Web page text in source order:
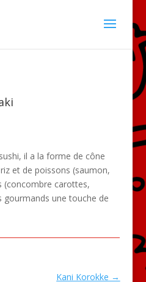
il a la forme de cône
et de poissons (saumon,
(concombre carottes,
gourmands une touche de
Kani Korokke →